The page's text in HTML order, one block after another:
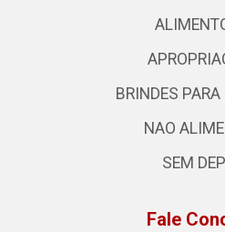
BRINDES
NAO
SEM
Fale